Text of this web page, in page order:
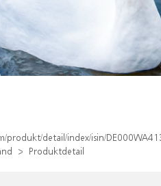
produkt/detail/index/isin/
Produktdetail